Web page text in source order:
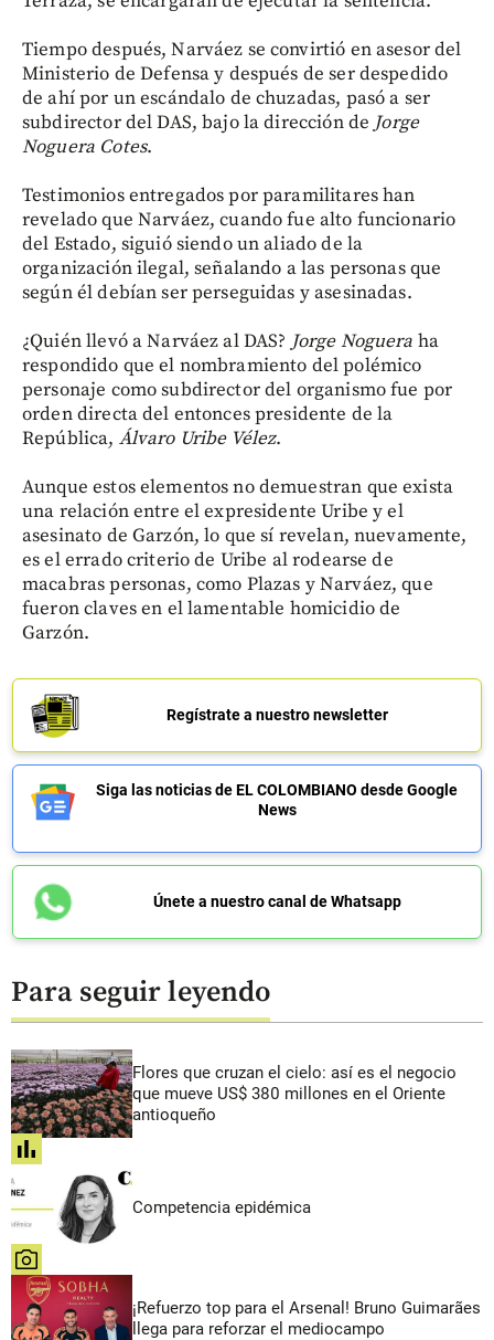
Tiempo después, Narváez se convirtió en asesor del
Ministerio de Defensa y después de ser despedido
de ahí por un escándalo de chuzadas, pasó a ser
subdirector del DAS, bajo la dirección de Jorge
Noguera Cotes.
Testimonios entregados por paramilitares han
revelado que Narváez, cuando fue alto funcionario
del Estado, siguió siendo un aliado de la
organización ilegal, señalando a las personas que
según él debían ser perseguidas y asesinadas.
¿Quién llevó a Narváez al DAS? Jorge Noguera ha
respondido que el nombramiento del polémico
personaje como subdirector del organismo fue por
orden directa del entonces presidente de la
República, Álvaro Uribe Vélez.
Aunque estos elementos no demuestran que exista
una relación entre el expresidente Uribe y el
asesinato de Garzón, lo que sí revelan, nuevamente,
es el errado criterio de Uribe al rodearse de
macabras personas, como Plazas y Narváez, que
fueron claves en el lamentable homicidio de
Garzón.
Regístrate a nuestro newsletter
Siga las noticias de EL COLOMBIANO desde Google
News
Únete a nuestro canal de Whatsapp
Para seguir leyendo
Flores que cruzan el cielo: así es el negocio
que mueve US$ 380 millones en el Oriente
antioqueño
share
Competencia epidémica
share
¡Refuerzo top para el Arsenal! Bruno Guimarães
llega para reforzar el mediocampo